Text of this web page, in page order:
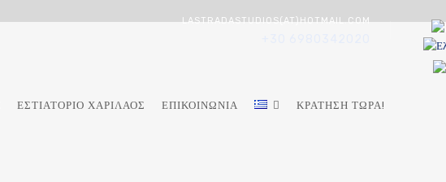
LASTRADASTUDIOS(AT)HOTMAIL.COM
ΕΣΤΙΑΤΌΡΙΟ ΧΑΡΊΛΑΟΣ ΕΠΙΚΟΙΝΩΝΊΑ ΚΡΆΤΗΣΗ ΤΏΡΑ!